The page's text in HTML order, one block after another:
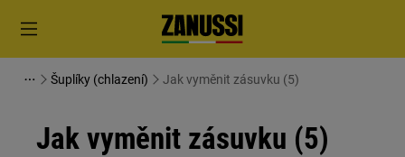
Šuplíky (chlazení) Jak vyměnit zásuvku (5)
Jak vyměnit zásuvku (5)